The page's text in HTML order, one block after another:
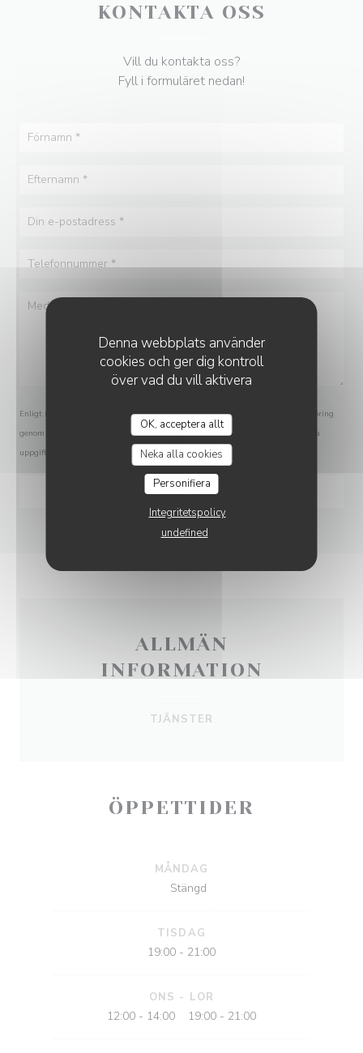
Denna webbplats använder
cookies och ger dig kontroll
över vad du vill aktivera
OK, acceptera allt
Neka alla cookies
Personifiera
Integritetspolicy
undefined
KONTAKTA OSS
Vill du kontakta oss?
Fyll i formuläret nedan!
Enligt marknadsföringslagen har du rätt att spärra dig mot oönskad marknadsföring
genom NIX-Telefon:
nixtelefon.org. För mer information om hur vi behandlar dina
uppgifter, se vår
integritetspolicy.
ALLMÄN
INFORMATION
TJÄNSTER
ÖPPETTIDER
MÅNDAG
Stängd
TISDAG
19:00 - 21:00
ONS - LOR
12:00 - 14:00 19:00 - 21:00
HYACINTHE